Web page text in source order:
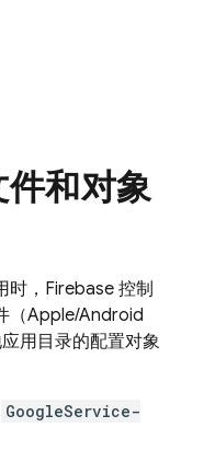
和对象
， Firebase 控制
（Apple/Android
用目录的配置对象
GoogleService-